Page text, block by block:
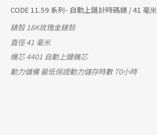
CODE 11.59 系列- 自動上鏈計時碼錶 / 41 毫米
錶殼 18K玫瑰金錶殼
直徑 41 毫米
機芯 4401 自動上鏈機芯
動力儲備 最低保證動力儲存時數 70小時